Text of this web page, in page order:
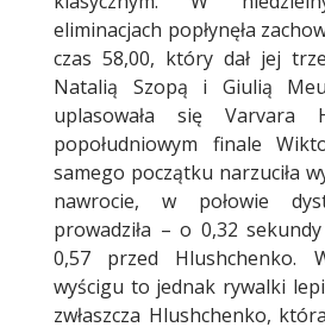
eliminacjach popłynęła
czas 58,00, który dał jej
Natalią Szopą i Giulią
uplasowała się Varvara
popołudniowym finale
samego początku narzuciła
nawrocie, w połowie
prowadziła – o 0,32
0,57 przed Hlushchenko.
wyścigu to jednak rywalki
zwłaszcza Hlushchenko,